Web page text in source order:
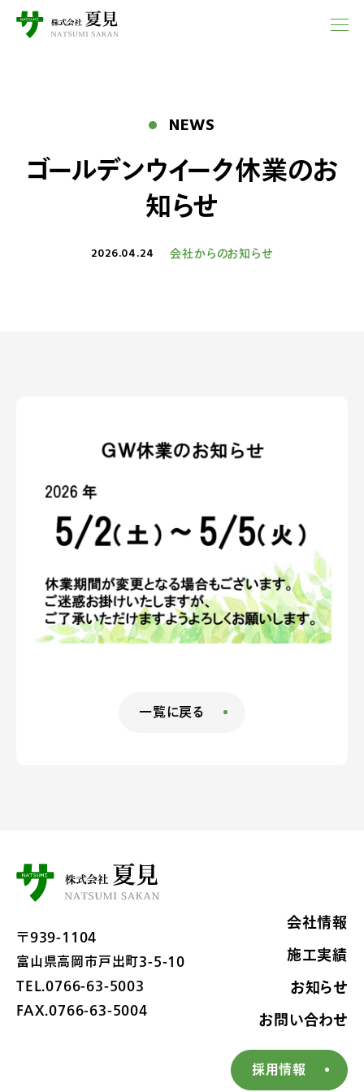
NEWS
ゴールデンウイーク休業のお
知らせ
2026.04.24 会社からのお知らせ
一覧に戻る
〒939-1104
富山県高岡市戸出町3-5-10
TEL.0766-63-5003
FAX.0766-63-5004
会社情報
施工実績
お知らせ
お問い合わせ
採用情報